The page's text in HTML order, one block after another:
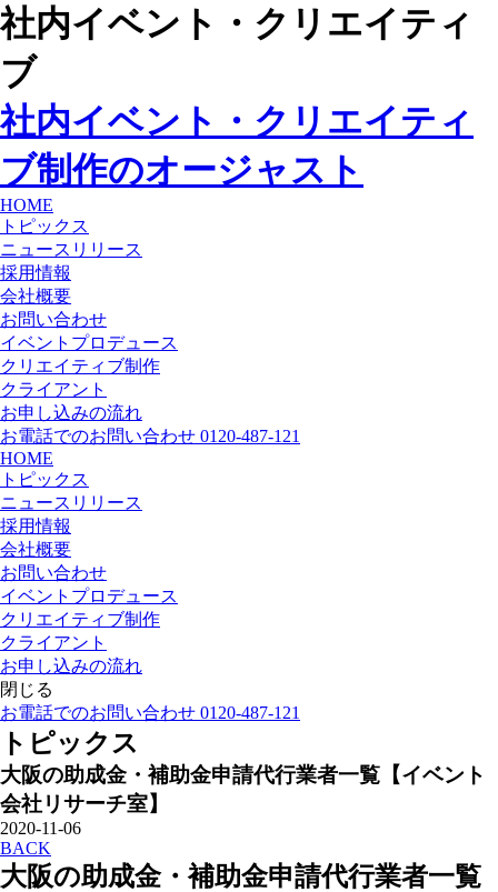
社内イベント・クリエイティ
ブ
社内イベント・クリエイティ
ブ制作のオージャスト
HOME
トピックス
ニュースリリース
採用情報
会社概要
お問い合わせ
イベントプロデュース
クリエイティブ制作
クライアント
お申し込みの流れ
お電話でのお問い合わせ 0120-487-121
HOME
トピックス
ニュースリリース
採用情報
会社概要
お問い合わせ
イベントプロデュース
クリエイティブ制作
クライアント
お申し込みの流れ
閉じる
お電話でのお問い合わせ 0120-487-121
トピックス
大阪の助成金・補助金申請代行業者一覧【イベント
会社リサーチ室】
2020-11-06
BACK
大阪の助成金・補助金申請代行業者一覧